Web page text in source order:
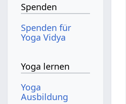
Spenden
Spenden für
Yoga Vidya
Yoga lernen
Yoga
Ausbildung